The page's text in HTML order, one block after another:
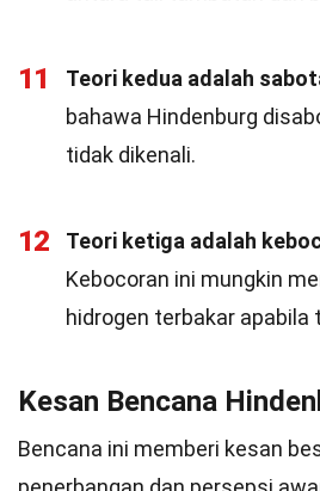
11 Teori kedua adalah
bahawa Hindenburg
tidak dikenali.
12
Teori ketiga adalah
Kebocoran ini mungkin
hidrogen terbakar apabila
Kesan Bencana
Bencana ini memberi kesan